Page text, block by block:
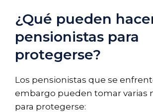
¿Qué pueden
pensionistas para
protegerse?
Los pensionistas que se
embargo pueden tomar varias
para protegerse: